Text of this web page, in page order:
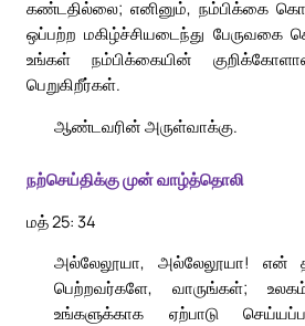
கண்டதில்லை; எனினும், நம்பிக்கை
ஒப்பற்ற மகிழ்ச்சியடைந்து பேருவகை
உங்கள் நம்பிக்கையின்
பெறுகிறீர்கள்.
ஆண்டவரின் அருள்வாக்கு.
நற்செய்திக்கு முன் வாழ்த்தொலி
மத் 25: 34
அல்லேலூயா, அல்லேலூயா! என்
பெற்றவர்களே, வாருங்கள்;
உங்களுக்காக ஏற்பாடு